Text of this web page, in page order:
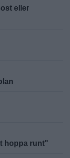
eller
hoppa runt"